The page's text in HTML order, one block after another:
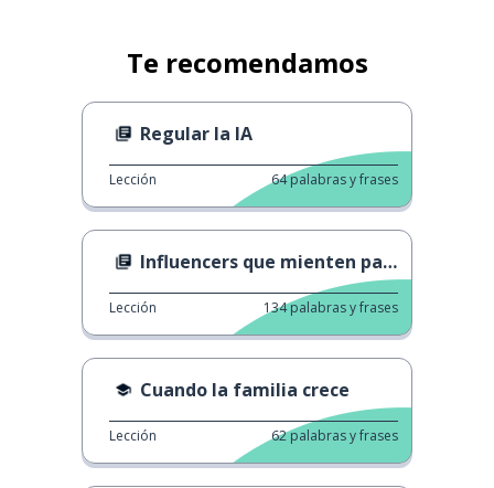
Te recomendamos
Regular la IA
Lección 64palabras y frases
Influencers que mienten para promocionar productos
Lección 134palabras y frases
Cuando la familia crece
Lección 62palabras y frases